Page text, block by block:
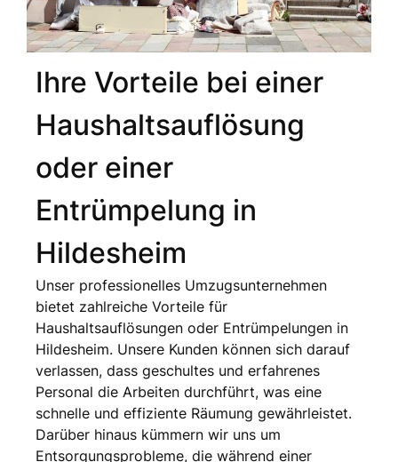
Ihre Vorteile bei einer
Haushaltsauflösung
oder einer
Entrümpelung in
Hildesheim
Unser professionelles Umzugsunternehmen
bietet zahlreiche Vorteile für
Haushaltsauflösungen oder Entrümpelungen in
Hildesheim. Unsere Kunden können sich darauf
verlassen, dass geschultes und erfahrenes
Personal die Arbeiten durchführt, was eine
schnelle und effiziente Räumung gewährleistet.
Darüber hinaus kümmern wir uns um
Entsorgungsprobleme, die während einer